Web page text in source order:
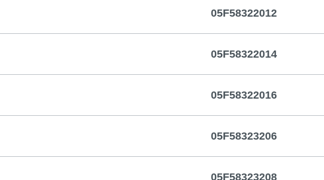
05F58322012
05F58322014
05F58322016
05F58323206
05F58323208